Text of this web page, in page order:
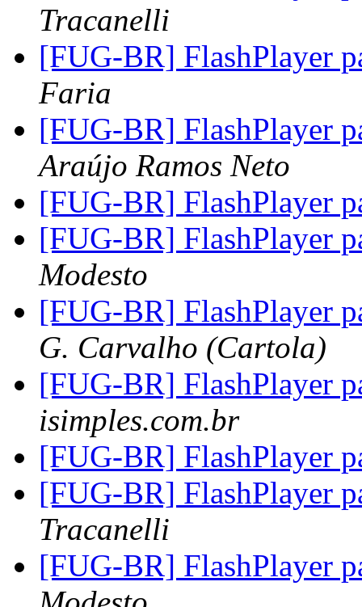
Tracanelli
[FUG-BR] FlashPlayer
Faria
[FUG-BR] FlashPlayer
Araújo Ramos Neto
[FUG-BR] FlashPlayer
[FUG-BR] FlashPlayer
Modesto
[FUG-BR] FlashPlayer
G. Carvalho (Cartola)
[FUG-BR] FlashPlayer
isimples.com.br
[FUG-BR] FlashPlayer
[FUG-BR] FlashPlayer
Tracanelli
[FUG-BR] FlashPlayer